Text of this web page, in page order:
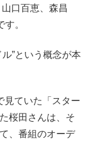
口百恵、森昌
。
”という概念が本
見ていた「スター
桜田さんは、そ
、番組のオーデ